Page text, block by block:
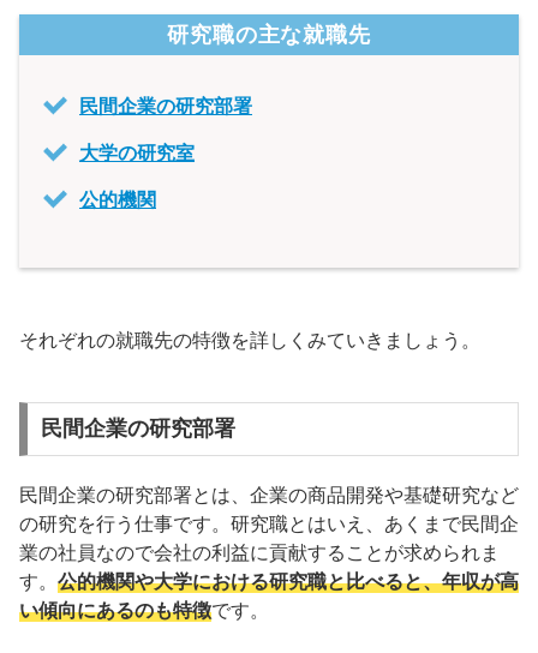
研究職の主な就職先
民間企業の研究部署
大学の研究室
公的機関
それぞれの就職先の特徴を詳しくみていきましょう。
民間企業の研究部署
民間企業の研究部署とは、企業の商品開発や基礎研究など
の研究を行う仕事です。研究職とはいえ、あくまで民間企
業の社員なので会社の利益に貢献することが求められま
す。 公的機関や大学における研究職と比べると、年収が高
い傾向にあるのも特徴です。